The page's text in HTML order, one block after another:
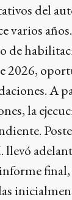
del
varios años.
de
2026,
A
la
llevó